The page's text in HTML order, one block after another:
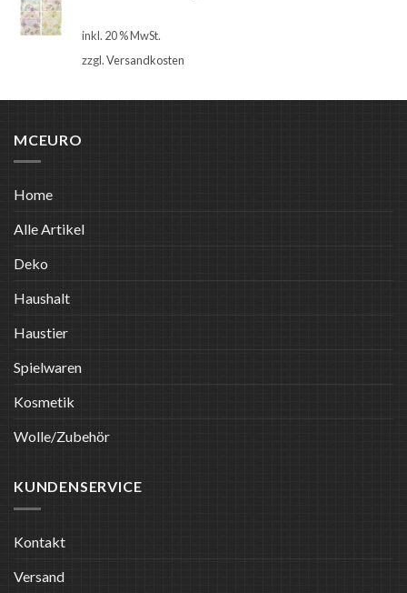
inkl. 20 % MwSt.
zzgl.Versandkosten
MCEURO
Home
Alle Artikel
Deko
Haushalt
Haustier
Spielwaren
Kosmetik
Wolle/Zubehör
KUNDENSERVICE
Kontakt
Versand